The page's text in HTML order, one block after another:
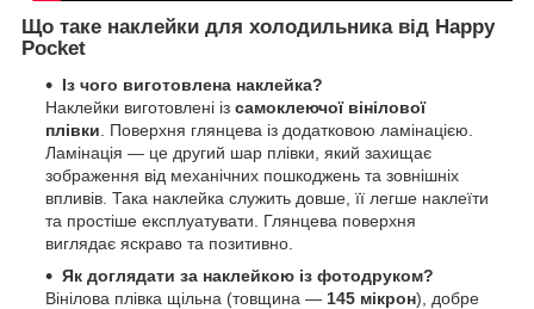
Що таке наклейки для холодильника від Happy
Pocket
Із чого виготовлена наклейка?
Наклейки виготовлені із самоклеючої вінілової
плівки . Поверхня глянцева із додатковою ламінацією.
Ламінація — це другий шар плівки, який захищає
зображення від механічних пошкоджень та зовнішніх
впливів. Така наклейка служить довше, її легше наклеїти
та простіше експлуатувати. Глянцева поверхня
виглядає яскраво та позитивно.
Як доглядати за наклейкою із фотодруком?
Вінілова плівка щільна (товщина — 145 мікрон), добре